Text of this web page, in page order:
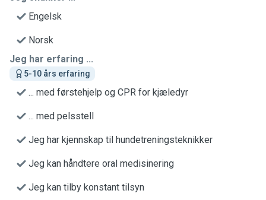
Engelsk
Norsk
Jeg har erfaring ...
5-10 års erfaring
... med førstehjelp og CPR for kjæledyr
... med pelsstell
Jeg har kjennskap til hundetreningsteknikker
Jeg kan håndtere oral medisinering
Jeg kan tilby konstant tilsyn